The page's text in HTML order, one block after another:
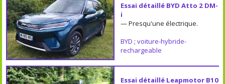
Essai détaillé BYD Atto 2 DM-
i
— Presqu'une électrique.
BYD ; voiture-hybride-
rechargeable
Essai détaillé Leapmotor B10